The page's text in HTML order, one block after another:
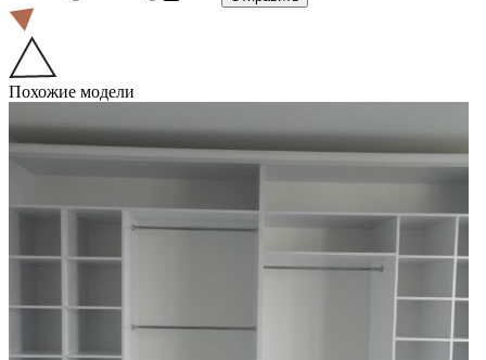
Похожие модели